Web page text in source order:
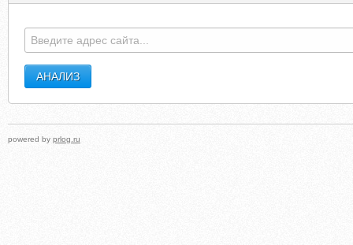
powered by prlog.ru